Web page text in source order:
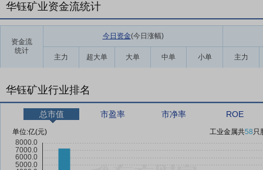
华钰矿业资金流统计
资金流
统计
今日资金(今日涨幅)
主力 超大单 大单 中单 小单 主力
华钰矿业行业排名
总市值 市盈率 市净率 ROE
单位:亿(元) 工业金属共58只